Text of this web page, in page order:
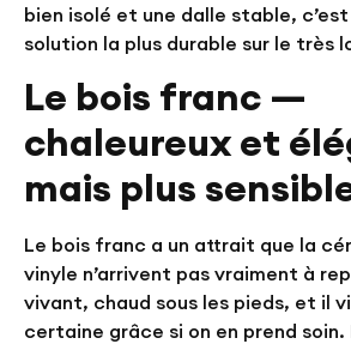
bien isolé et une dalle stable,
solution la plus durable sur le très
Le bois franc —
chaleureux et
mais plus
Le bois franc a un attrait que la
vinyle n’arrivent pas vraiment à
vivant, chaud sous les pieds, et il
certaine grâce si on en prend soin.